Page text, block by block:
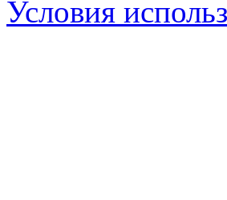
Условия